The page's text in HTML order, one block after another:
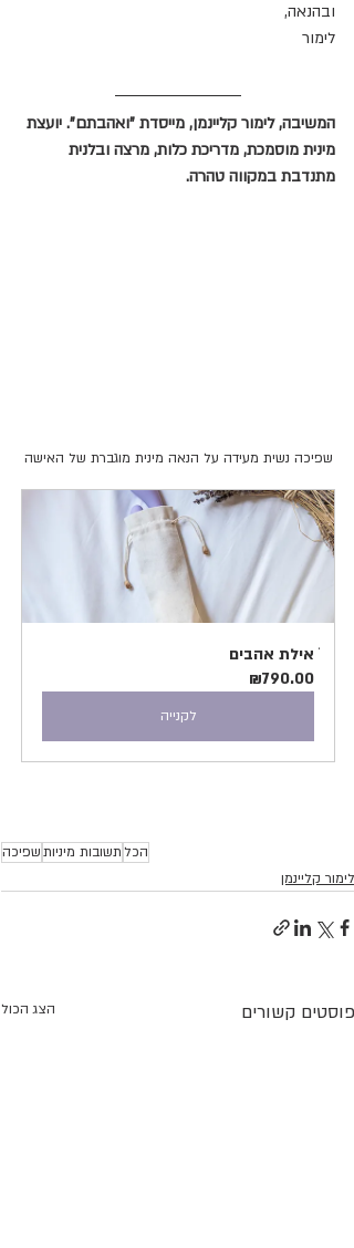
ובהנאה,
לימור
המשיבה, לימור קליינמן, מייסדת "ואהבתם". יועצת
מינית מוסמכת, מדריכת כלות, מרצה ובלנית
מתנדבת במקווה טהרה.
שפיכה נשית מעידה על הנאה מינית מוגברת של האישה
ׁאילת אהבים
₪790.00
לקנייה
הכלתשובות מיניותשפיכה
לימור קליינמן
פוסטים קשורים הצג הכול